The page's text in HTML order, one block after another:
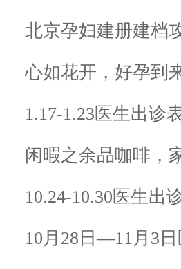
北京孕妇建册建档
心如花开，好孕到
1.17-1.23医生出诊
闲暇之余品咖啡，
10.24-10.30医生出
10月28日—11月3